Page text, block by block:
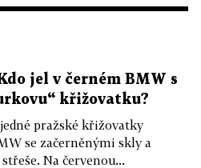
jel v černém BMW s
křižovatku?
pražské křižovatky
se začerněnými skly a
Na červenou...